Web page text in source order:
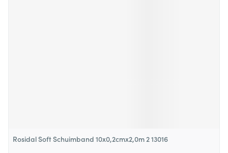
Rosidal Soft Schuimband 10x0,2cmx2,0m 2 13016